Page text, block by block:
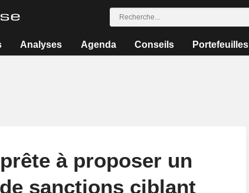
Analyses Agenda Conseils Portefeuilles
à proposer un
sanctions ciblant